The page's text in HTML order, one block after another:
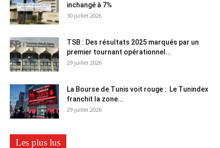
inchangé à 7%
30 juillet 2026
TSB : Des résultats 2025 marqués par un
premier tournant opérationnel...
29 juillet 2026
La Bourse de Tunis voit rouge : Le Tunindex
franchit la zone...
29 juillet 2026
Les plus lus